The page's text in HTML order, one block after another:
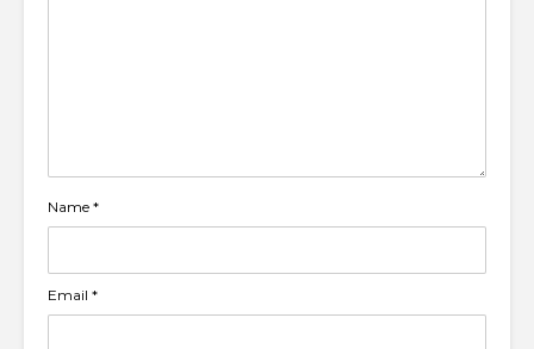
Name *
Email *